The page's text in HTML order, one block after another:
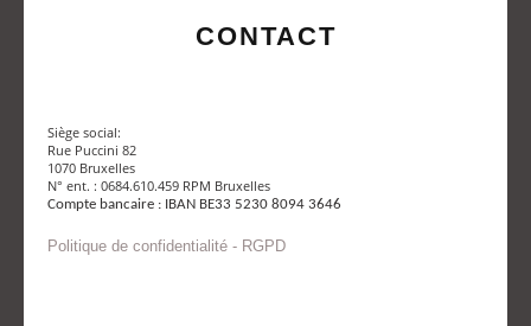
CONTACT
Siège social:
Rue Puccini 82
1070 Bruxelles
N° ent. : 0684.610.459 RPM Bruxelles
Compte bancaire : IBAN BE33 5230 8094 3646
Politique de confidentialité - RGPD